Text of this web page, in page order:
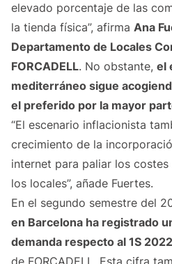
elevado porcentaje de las
la tienda física”, afirma Ana
Departamento de Locales
FORCADELL. No obstante, el
mediterráneo sigue
el preferido por la mayor
“El escenario inflacionista
crecimiento de la
internet para paliar los
los locales”, añade Fuertes.
En el segundo semestre del
en Barcelona ha registrado
demanda respecto al 1S 2022